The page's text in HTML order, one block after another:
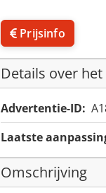
Prijsinfo
Details over
Advertentie-ID:
Laatste
Omschrijving